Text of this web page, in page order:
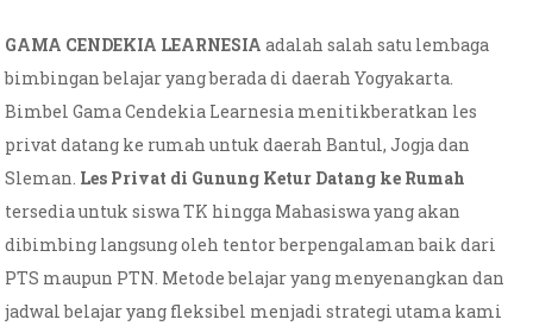
GAMA CENDEKIA LEARNESIA adalah salah satu lembaga
bimbingan belajar yang berada di daerah Yogyakarta.
Bimbel Gama Cendekia Learnesia menitikberatkan les
privat datang ke rumah untuk daerah Bantul, Jogja dan
Sleman. Les Privat di Gunung Ketur Datang ke Rumah
tersedia untuk siswa TK hingga Mahasiswa yang akan
dibimbing langsung oleh tentor berpengalaman baik dari
PTS maupun PTN. Metode belajar yang menyenangkan dan
jadwal belajar yang fleksibel menjadi strategi utama kami